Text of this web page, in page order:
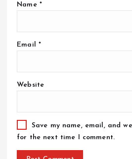
Name *
Email *
Website
Save my name, email, and
for the next time I comment.